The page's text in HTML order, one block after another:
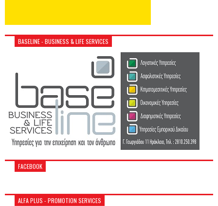
BASELINE - BUSINESS & LIFE SERVICES
FACEBOOK
ALFA PLUS - PROMOTION SERVICES